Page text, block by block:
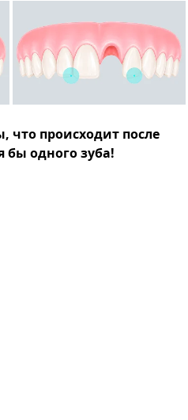
что происходит после
бы одного зуба!